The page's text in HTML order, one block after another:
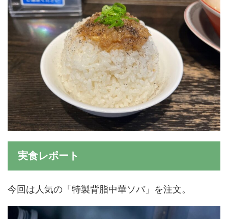
実食レポート
今回は人気の「特製背脂中華ソバ」を注文。